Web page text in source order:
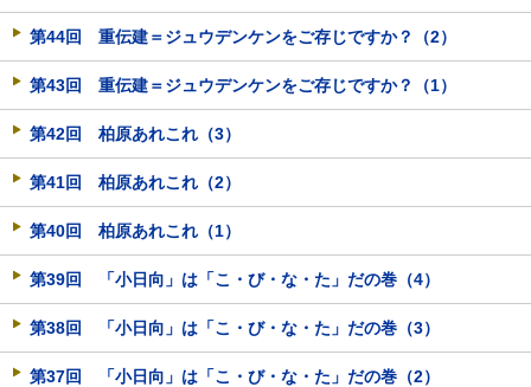
第44回 重伝建＝ジュウデンケンをご存じですか？（2）
第43回 重伝建＝ジュウデンケンをご存じですか？（1）
第42回 柏原あれこれ（3）
第41回 柏原あれこれ（2）
第40回 柏原あれこれ（1）
第39回 「小日向」は「こ・び・な・た」だの巻（4）
第38回 「小日向」は「こ・び・な・た」だの巻（3）
第37回 「小日向」は「こ・び・な・た」だの巻（2）